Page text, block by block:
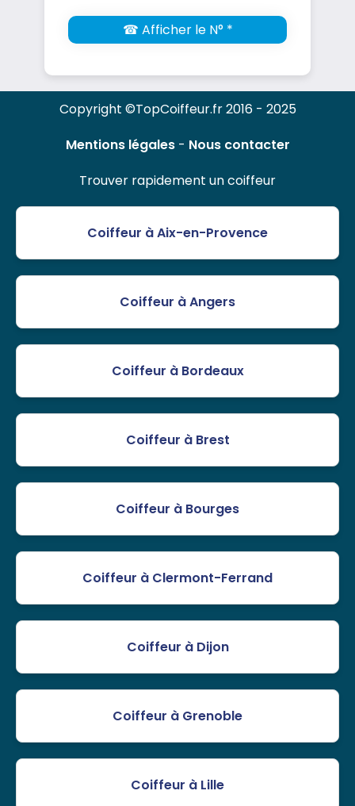
☎ Afficher le N° *
Copyright ©TopCoiffeur.fr 2016 - 2025
Mentions légales- Nous contacter
Trouver rapidement un coiffeur
Coiffeur à Aix-en-Provence
Coiffeur à Angers
Coiffeur à Bordeaux
Coiffeur à Brest
Coiffeur à Bourges
Coiffeur à Clermont-Ferrand
Coiffeur à Dijon
Coiffeur à Grenoble
Coiffeur à Lille